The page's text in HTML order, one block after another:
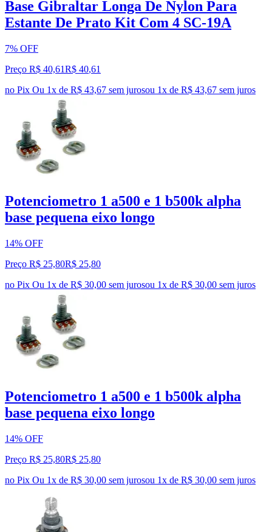
Base Gibraltar Longa De Nylon Para
Estante De Prato Kit Com 4 SC-19A
7% OFF
Preço R$ 40,61R$ 40,61
no Pix Ou 1x de R$ 43,67 sem jurosou 1x de R$ 43,67 sem juros
Potenciometro 1 a500 e 1 b500k alpha
base pequena eixo longo
14% OFF
Preço R$ 25,80R$ 25,80
no Pix Ou 1x de R$ 30,00 sem jurosou 1x de R$ 30,00 sem juros
Potenciometro 1 a500 e 1 b500k alpha
base pequena eixo longo
14% OFF
Preço R$ 25,80R$ 25,80
no Pix Ou 1x de R$ 30,00 sem jurosou 1x de R$ 30,00 sem juros